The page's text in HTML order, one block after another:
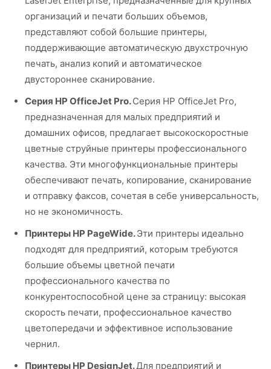
организаций и печати больших объемов,
представляют собой большие принтеры,
поддерживающие автоматическую двухстрочную
печать, анализ копий и автоматическое
двустороннее сканирование.
Серия HP OfficeJet Pro.Серия HP OfficeJet Pro,
предназначенная для малых предприятий и
домашних офисов, предлагает высокоскоростные
цветные струйные принтеры профессионального
качества. Эти многофункциональные принтеры
обеспечивают печать, копирование, сканирование
и отправку факсов, сочетая в себе универсальность,
но не экономичность.
Принтеры HP PageWide.Эти принтеры идеально
подходят для предприятий, которым требуются
большие объемы цветной печати
профессионального качества по
конкурентоспособной цене за страницу: высокая
скорость печати, профессиональное качество
цветопередачи и эффективное использование
чернил.
Принтеры HP DesignJet.Для предприятий и